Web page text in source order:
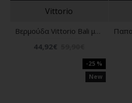
Vittorio
Βερμούδα Vittorio Bali μαύρη
44,92€
New
-25 %